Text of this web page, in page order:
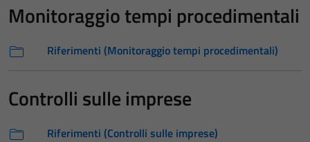
Monitoraggio tempi procedimentali
Riferimenti (Monitoraggio tempi procedimentali)
Controlli sulle imprese
Riferimenti (Controlli sulle imprese)